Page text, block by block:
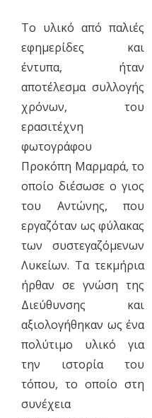
Το υλικό από παλιές
εφημερίδες και
έντυπα, ήταν
αποτέλεσμα συλλογής
χρόνων, του
ερασιτέχνη
φωτογράφου
Προκόπη Μαρμαρά, το
οποίο διέσωσε ο γιος
του Αντώνης, που
εργαζόταν ως φύλακας
των συστεγαζόμενων
Λυκείων. Τα τεκμήρια
ήρθαν σε γνώση της
Διεύθυνσης και
αξιολογήθηκαν ως ένα
πολύτιμο υλικό για
την ιστορία του
τόπου, το οποίο στη
συνέχεια